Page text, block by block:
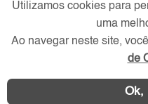
Utilizamos cookies para
uma
Ao navegar neste site,
de
Ok,